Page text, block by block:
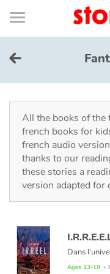
Connexion
Bibliothèque
de
page
Menu
Log in
Try for free
Library
Awards
Tales and classics in
All the books of the
french books for
french audio
thanks to our
these stories a
version adapted for
Ages 13-18 -